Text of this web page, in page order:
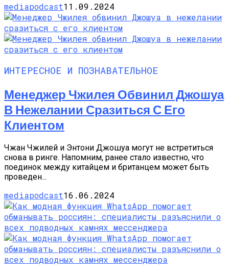
mediapodcast11.09.2024
ИНТЕРЕСНОЕ И ПОЗНАВАТЕЛЬНОЕ
Менеджер Чжилея Обвинил Джошуа
В Нежелании Сразиться С Его
Клиентом
Чжан Чжилей и Энтони Джошуа могут не встретиться
снова в ринге. Напомним, ранее стало известно, что
поединок между китайцем и британцем может быть
проведен...
mediapodcast16.06.2024